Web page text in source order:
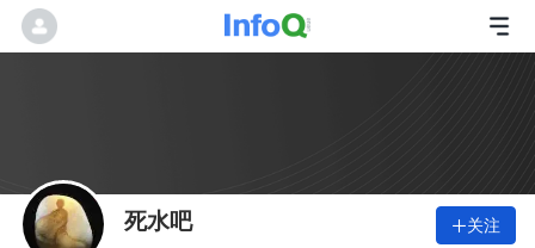
死水吧 关注